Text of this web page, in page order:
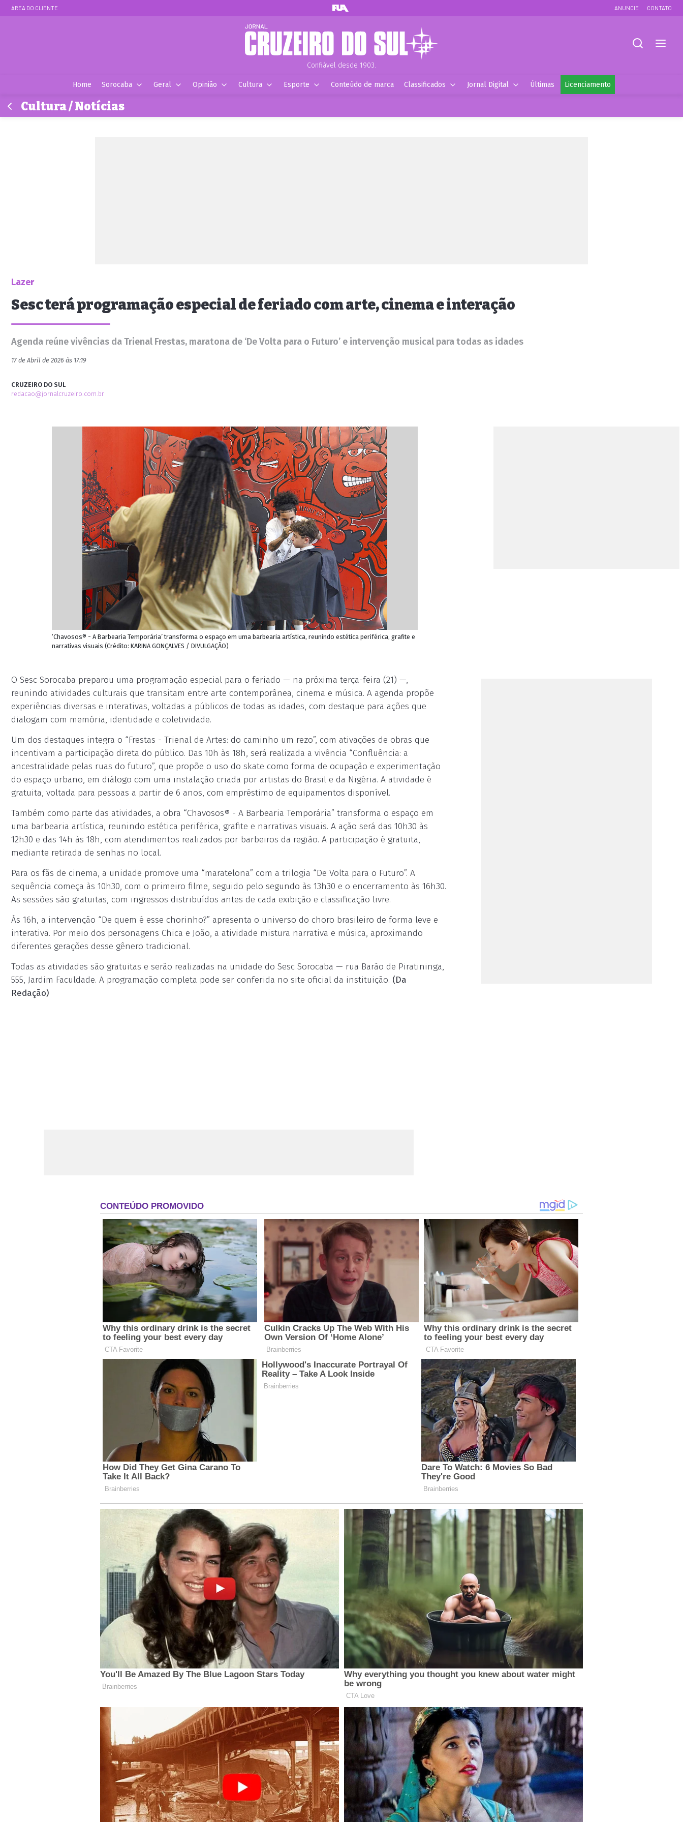
ÁREA DO CLIENTE ANUNCIE CONTATO
Confiável desde 1903.
Home Sorocaba Geral Opinião Cultura Esporte Conteúdo de marca Classificados Jornal Digital Últimas Licenciamento
Cultura / Notícias
Lazer
Sesc terá programação especial de feriado com arte, cinema e interação
Agenda reúne vivências da Trienal Frestas, maratona de ‘De Volta para o Futuro’ e intervenção musical para todas as idades
17 de Abril de 2026 às 17:19
CRUZEIRO DO SUL
redacao@jornalcruzeiro.com.br
‘Chavosos® - A Barbearia Temporária’ transforma o espaço em uma barbearia artística, reunindo estética periférica, grafite e
narrativas visuais (Crédito: KARINA GONÇALVES / DIVULGAÇÃO)
O Sesc Sorocaba preparou uma programação especial para o feriado — na próxima terça-feira (21) —,
reunindo atividades culturais que transitam entre arte contemporânea, cinema e música. A agenda propõe
experiências diversas e interativas, voltadas a públicos de todas as idades, com destaque para ações que
dialogam com memória, identidade e coletividade.
Um dos destaques integra o “Frestas - Trienal de Artes: do caminho um rezo”, com ativações de obras que
incentivam a participação direta do público. Das 10h às 18h, será realizada a vivência “Confluência: a
ancestralidade pelas ruas do futuro”, que propõe o uso do skate como forma de ocupação e experimentação
do espaço urbano, em diálogo com uma instalação criada por artistas do Brasil e da Nigéria. A atividade é
gratuita, voltada para pessoas a partir de 6 anos, com empréstimo de equipamentos disponível.
Também como parte das atividades, a obra “Chavosos® - A Barbearia Temporária” transforma o espaço em
uma barbearia artística, reunindo estética periférica, grafite e narrativas visuais. A ação será das 10h30 às
12h30 e das 14h às 18h, com atendimentos realizados por barbeiros da região. A participação é gratuita,
mediante retirada de senhas no local.
Para os fãs de cinema, a unidade promove uma “maratelona” com a trilogia “De Volta para o Futuro”. A
sequência começa às 10h30, com o primeiro filme, seguido pelo segundo às 13h30 e o encerramento às 16h30.
As sessões são gratuitas, com ingressos distribuídos antes de cada exibição e classificação livre.
Às 16h, a intervenção “De quem é esse chorinho?” apresenta o universo do choro brasileiro de forma leve e
interativa. Por meio dos personagens Chica e João, a atividade mistura narrativa e música, aproximando
diferentes gerações desse gênero tradicional.
Todas as atividades são gratuitas e serão realizadas na unidade do Sesc Sorocaba — rua Barão de Piratininga,
555, Jardim Faculdade. A programação completa pode ser conferida no site oficial da instituição. (Da
Redação)